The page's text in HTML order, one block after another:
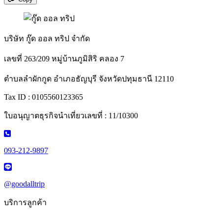
บริษัท กู๊ด ออล ทริป จำกัด
เลขที่ 263/209 หมู่บ้านภูมิสิริ คลอง 7
ตำบลลำผักกูด อำเภอธัญบุรี จังหวัดปทุมธานี 12110
Tax ID : 0105560123365
ใบอนุญาตธุรกิจนำเที่ยวเลขที่ : 11/10300
093-212-9897
@goodalltrip
บริการลูกค้า